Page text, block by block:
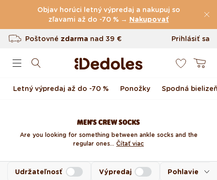
Preskočiť na obsah
Objav horúci letný výpredaj a nakupuj so
zľavami až do -70 % → Nakupovať
Poštovnézdarma nad39 €
Vrátenie tovaru až do 100 dní
Originálny dizajn navrhnutý u nás
Prihlásiť sa
Košík
Letný výpredaj až do -70 % Ponožky Spodná
MEN'S CREW SOCKS
Are you looking for something between ankle socks and the
regular ones... Čítať viac
Pohlavie
Udržateľnosť Výpredaj